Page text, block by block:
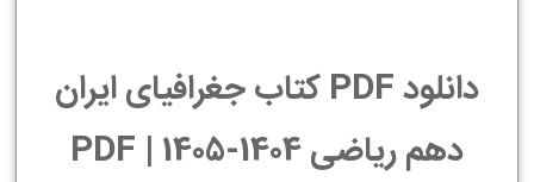
دانلود PDF کتاب جغرافیای ایران
دهم ریاضی 1404-1405 | PDF